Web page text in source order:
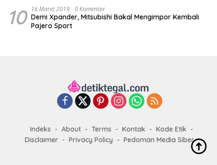
10 16 Maret 2019 0 Komentar
Demi Xpander, Mitsubishi Bakal Mengimpor Kembali
Pajero Sport
Indeks About Terms Kontak
Kode Etik
Disclaimer
Privacy Policy Pedoman Media Siber